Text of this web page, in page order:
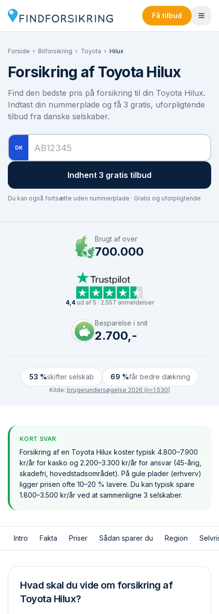
Få tilbud
Forside › Bilforsikring › Toyota › Hilux
Forsikring afToyota Hilux
Find den bedste pris på forsikring til din Toyota Hilux.
Indtast din nummerplade og få 3 gratis, uforpligtende
tilbud fra danske selskaber.
DK
Indhent 3 gratis tilbud
Du kan også fortsætte uden nummerplade · Gratis og uforpligtende
Brugt af over
700.000
4,4ud af 5 · 2.557 anmeldelser
Besparelse i snit
2.700,-
53 %skifter selskab 69 %får bedre dækning
Kilde: brugerundersøgelse 2026 (n=1.530)
KORT SVAR
Forsikring af en Toyota Hilux koster typisk 4.800–7.900
kr/år for kasko og 2.200–3.300 kr/år for ansvar (45-årig,
skadefri, hovedstadsområdet). På gule plader (erhverv)
ligger prisen ofte 10–20 % lavere. Du kan typisk spare
1.800–3.500 kr/år ved at sammenligne 3 selskaber.
Intro Fakta Priser Sådan sparer du Region
Hvad skal du vide om forsikring af
Toyota Hilux?